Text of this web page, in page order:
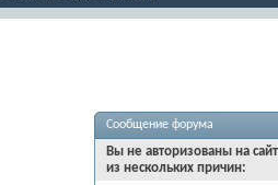
Сообщение форума
Вы не авторизованы на
из нескольких причин: